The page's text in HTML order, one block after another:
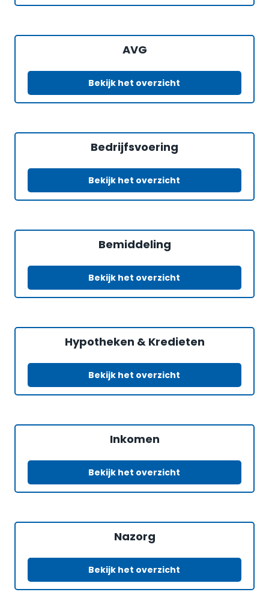
AVG
Bekijk het overzicht
Bedrijfsvoering
Bekijk het overzicht
Bemiddeling
Bekijk het overzicht
Hypotheken & Kredieten
Bekijk het overzicht
Inkomen
Bekijk het overzicht
Nazorg
Bekijk het overzicht